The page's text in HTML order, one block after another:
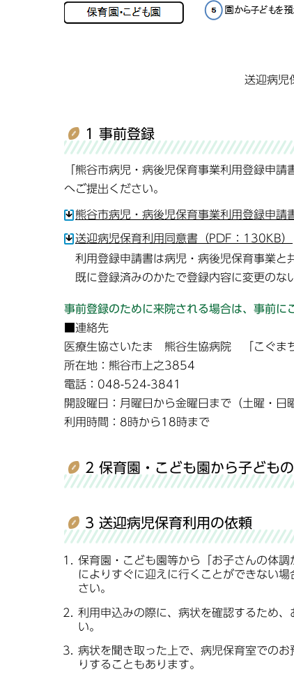
送迎病児
1 事前登録
「熊谷市病児・病後児保育事業利用登録申
へご提出ください。
熊谷市病児・病後児保育事業利用登録申請
送迎病児保育利用同意書（PDF：130KB）
利用登録申請書は病児・病後児保育事業と
既に登録済みのかたで登録内容に変更のな
事前登録のために来院される場合は、事前に
■連絡先
医療生協さいたま 熊谷生協病院 「こぐまち
所在地：熊谷市上之3854
電話：048-524-3841
開設曜日：月曜日から金曜日まで（土曜・
利用時間：8時から18時まで
2 保育園・こども園から子ども
3 送迎病児保育利用の依頼
保育園・こども園等から「お子さんの体
によりすぐに迎えに行くことができない
さい。
利用申込みの際に、病状を確認するため
い。
病状を聞き取った上で、病児保育室での
りすることもあります。